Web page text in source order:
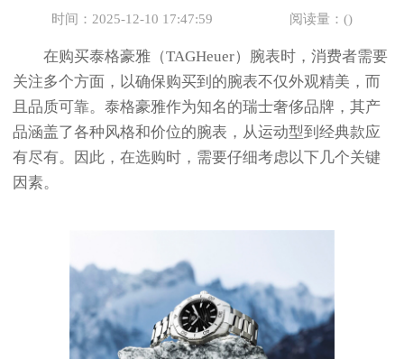
时间：2025-12-10 17:47:59 阅读量：()
在购买泰格豪雅（TAGHeuer）腕表时，消费者需要
关注多个方面，以确保购买到的腕表不仅外观精美，而
且品质可靠。泰格豪雅作为知名的瑞士奢侈品牌，其产
品涵盖了各种风格和价位的腕表，从运动型到经典款应
有尽有。因此，在选购时，需要仔细考虑以下几个关键
因素。